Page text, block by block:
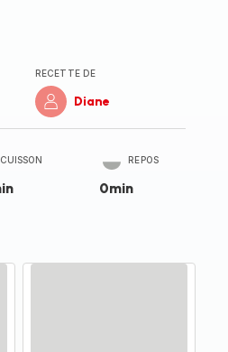
RECETTE DE
Diane
CUISSON REPOS
0min